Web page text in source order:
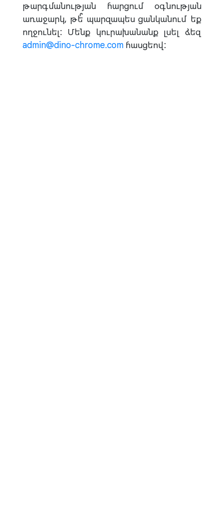
թարգմանության հարցում օգնության
առաջարկ, թե՞ պարզապես ցանկանում եք
ողջունել: Մենք կուրախանանք լսել ձեզ
admin@dino-chrome.com հասցեով: